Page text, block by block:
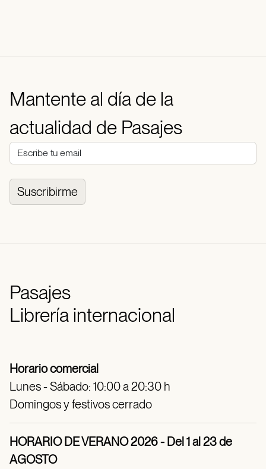
Mantente al día de la
actualidad de Pasajes
Suscribirme
Pasajes
Librería internacional
Horario comercial
Lunes - Sábado: 10:00 a 20:30 h
Domingos y festivos cerrado
HORARIO DE VERANO 2026 - Del 1 al 23 de
AGOSTO